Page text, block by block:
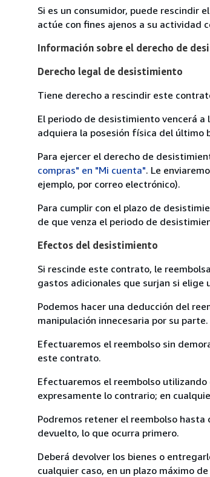
Si es un consumidor, puede rescindir
actúe con fines ajenos a su actividad
Información sobre el derecho de
Derecho legal de desistimiento
Tiene derecho a rescindir este
El periodo de desistimiento vencerá
adquiera la posesión física del último
Para ejercer el derecho de
compras" en "Mi cuenta". Le
ejemplo, por correo electrónico).
Para cumplir con el plazo de
de que venza el periodo de
Efectos del desistimiento
Si rescinde este contrato, le
gastos adicionales que surjan si elige
Podemos hacer una deducción del
manipulación innecesaria por su parte.
Efectuaremos el reembolso sin
este contrato.
Efectuaremos el reembolso
expresamente lo contrario; en
Podremos retener el reembolso hasta
devuelto, lo que ocurra primero.
Deberá devolver los bienes o
cualquier caso, en un plazo máximo